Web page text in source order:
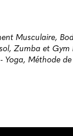
Musculaire,
Zumba et Gym
Yoga, Méthode